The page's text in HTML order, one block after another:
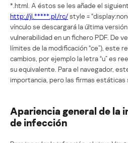
*.html. A éstos se les añade el
http://jl.*****.pl/rc/style =
vínculo se descargará la última
vulnerabilidad en un fichero PDF. De
límites de la modificación “ce”), este
cambios, por ejemplo la letra “u” es
su equivalente. Para el navegador,
importancia, pero las firmas estáticas
Apariencia general de la
de infección